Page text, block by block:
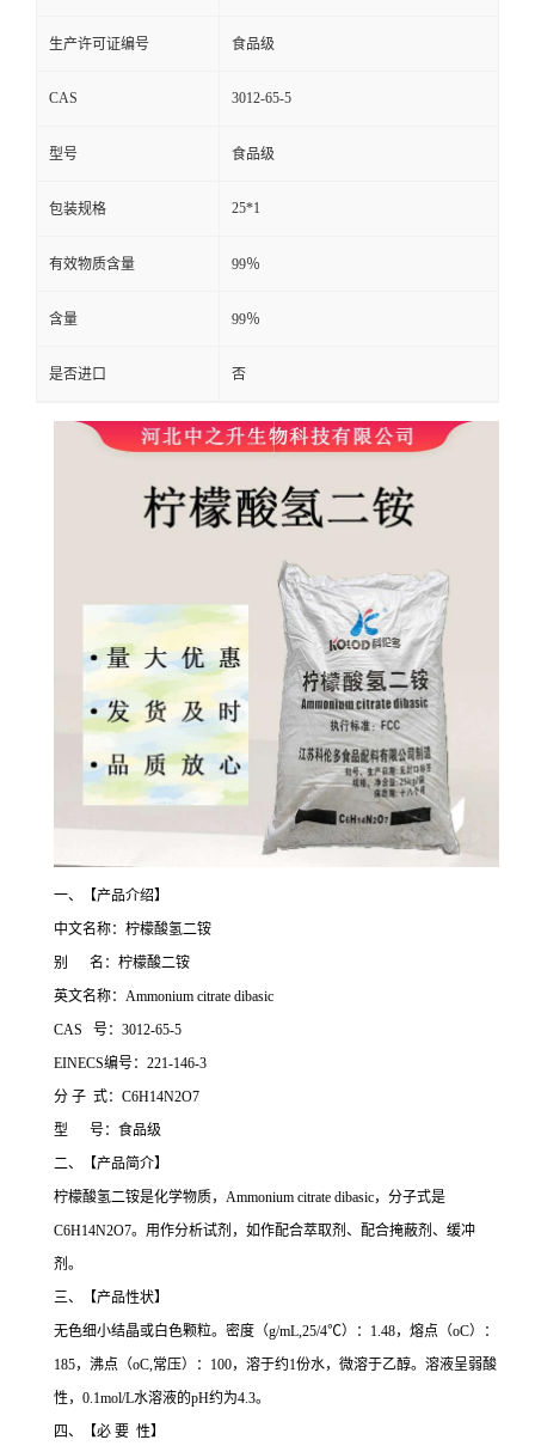
生产许可证编号 食品级
CAS 3012-65-5
型号 食品级
包装规格 25*1
有效物质含量 99％
含量 99％
是否进口 否
一、【产品介绍】
中文名称：柠檬酸氢二铵
别 名：柠檬酸二铵
英文名称：Ammonium citrate dibasic
CAS 号：3012-65-5
EINECS编号：221-146-3
分 子 式：C6H14N2O7
型 号：食品级
二、【产品简介】
柠檬酸氢二铵是化学物质，Ammonium citrate dibasic，分子式是
C6H14N2O7。用作分析试剂，如作配合萃取剂、配合掩蔽剂、缓冲
剂。
三、【产品性状】
无色细小结晶或白色颗粒。密度（g/mL,25/4℃）：1.48，熔点（oC）：
185，沸点（oC,常压）：100，溶于约1份水，微溶于乙醇。溶液呈弱酸
性，0.1mol/L水溶液的pH约为4.3。
四、【必 要 性】